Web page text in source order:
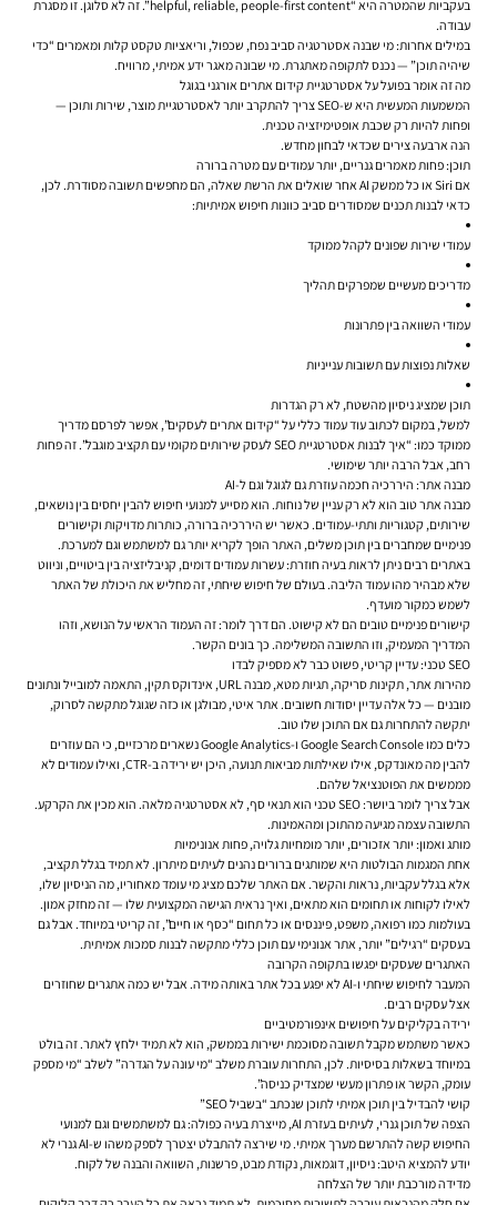
בעקביות שהמטרה היא “helpful, reliable, people-first content”. זה לא סלוגן. זו מסגרת
עבודה.
במילים אחרות: מי שבנה אסטרטגיה סביב נפח, שכפול, וריאציות טקסט קלות ומאמרים “כדי
שיהיה תוכן” — נכנס לתקופה מאתגרת. מי שבונה מאגר ידע אמיתי, מרוויח.
מה זה אומר בפועל על אסטרטגיית קידום אתרים אורגני בגוגל
המשמעות המעשית היא ש-SEO צריך להתקרב יותר לאסטרטגיית מוצר, שירות ותוכן —
ופחות להיות רק שכבת אופטימיזציה טכנית.
הנה ארבעה צירים שכדאי לבחון מחדש.
תוכן: פחות מאמרים גנריים, יותר עמודים עם מטרה ברורה
אם Siri או כל ממשק AI אחר שואלים את הרשת שאלה, הם מחפשים תשובה מסודרת. לכן,
כדאי לבנות תכנים שמסודרים סביב כוונות חיפוש אמיתיות:
עמודי שירות שפונים לקהל ממוקד
מדריכים מעשיים שמפרקים תהליך
עמודי השוואה בין פתרונות
שאלות נפוצות עם תשובות ענייניות
תוכן שמציג ניסיון מהשטח, לא רק הגדרות
למשל, במקום לכתוב עוד עמוד כללי על “קידום אתרים לעסקים”, אפשר לפרסם מדריך
ממוקד כמו: “איך לבנות אסטרטגיית SEO לעסק שירותים מקומי עם תקציב מוגבל”. זה פחות
רחב, אבל הרבה יותר שימושי.
מבנה אתר: היררכיה חכמה עוזרת גם לגוגל וגם ל-AI
מבנה אתר טוב הוא לא רק עניין של נוחות. הוא מסייע למנועי חיפוש להבין יחסים בין נושאים,
שירותים, קטגוריות ותתי-עמודים. כאשר יש היררכיה ברורה, כותרות מדויקות וקישורים
פנימיים שמחברים בין תוכן משלים, האתר הופך לקריא יותר גם למשתמש וגם למערכת.
באתרים רבים ניתן לראות בעיה חוזרת: עשרות עמודים דומים, קניבליזציה בין ביטויים, וניווט
שלא מבהיר מהו עמוד הליבה. בעולם של חיפוש שיחתי, זה מחליש את היכולת של האתר
לשמש כמקור מועדף.
קישורים פנימיים טובים הם לא קישוט. הם דרך לומר: זה העמוד הראשי על הנושא, וזהו
המדריך המעמיק, וזו התשובה המשלימה. כך בונים הקשר.
SEO טכני: עדיין קריטי, פשוט כבר לא מספיק לבדו
מהירות אתר, תקינות סריקה, תגיות מטא, מבנה URL, אינדוקס תקין, התאמה למובייל ונתונים
מובנים — כל אלה עדיין יסודות חשובים. אתר איטי, מבולגן או כזה שגוגל מתקשה לסרוק,
יתקשה להתחרות גם אם התוכן שלו טוב.
כלים כמו Google Search Console ו-Google Analytics נשארים מרכזיים, כי הם עוזרים
להבין מה מאונדקס, אילו שאילתות מביאות תנועה, היכן יש ירידה ב-CTR, ואילו עמודים לא
מממשים את הפוטנציאל שלהם.
אבל צריך לומר ביושר: SEO טכני הוא תנאי סף, לא אסטרטגיה מלאה. הוא מכין את הקרקע.
התשובה עצמה מגיעה מהתוכן ומהאמינות.
מותג ואמון: יותר אזכורים, יותר מומחיות גלויה, פחות אנונימיות
אחת המגמות הבולטות היא שמותגים ברורים נהנים לעיתים מיתרון. לא תמיד בגלל תקציב,
אלא בגלל עקביות, נראות והקשר. אם האתר שלכם מציג מי עומד מאחוריו, מה הניסיון שלו,
לאילו לקוחות או תחומים הוא מתאים, ואיך נראית הגישה המקצועית שלו — זה מחזק אמון.
בעולמות כמו רפואה, משפט, פיננסים או כל תחום “כסף או חיים”, זה קריטי במיוחד. אבל גם
בעסקים “רגילים” יותר, אתר אנונימי עם תוכן כללי מתקשה לבנות סמכות אמיתית.
האתגרים שעסקים יפגשו בתקופה הקרובה
המעבר לחיפוש שיחתי ו-AI לא יפגע בכל אתר באותה מידה. אבל יש כמה אתגרים שחוזרים
אצל עסקים רבים.
ירידה בקליקים על חיפושים אינפורמטיביים
כאשר משתמש מקבל תשובה מסוכמת ישירות בממשק, הוא לא תמיד ילחץ לאתר. זה בולט
במיוחד בשאלות בסיסיות. לכן, התחרות עוברת משלב “מי עונה על הגדרה” לשלב “מי מספק
עומק, הקשר או פתרון מעשי שמצדיק כניסה”.
קושי להבדיל בין תוכן אמיתי לתוכן שנכתב “בשביל SEO”
הצפה של תוכן גנרי, לעיתים בעזרת AI, מייצרת בעיה כפולה: גם למשתמשים וגם למנועי
החיפוש קשה להתרשם מערך אמיתי. מי שירצה להתבלט יצטרך לספק משהו ש-AI גנרי לא
יודע להמציא היטב: ניסיון, דוגמאות, נקודת מבט, פרשנות, השוואה והבנה של לקוח.
מדידה מורכבת יותר של הצלחה